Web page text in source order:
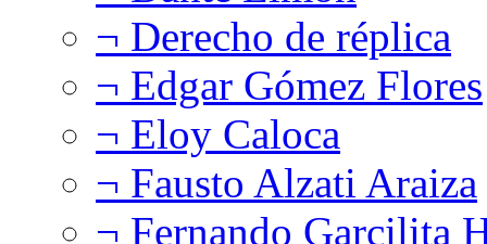
¬ Derecho de réplica
¬ Edgar Gómez Flores
¬ Eloy Caloca
¬ Fausto Alzati Araiza
¬ Fernando Garcilita